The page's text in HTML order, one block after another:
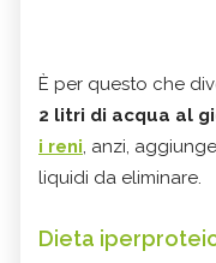
È per questo che
2 litri di acqua al
i reni, anzi,
liquidi da eliminare.
Dieta